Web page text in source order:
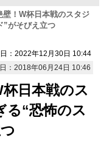
壁！W杯日本戦のスタジ
”がそびえ立つ
：2022年12月30日 10:44
：2018年06月24日 10:46
日本戦のス
る“恐怖のス